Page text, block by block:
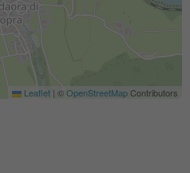
Leaflet | ©OpenStreetMapContributors